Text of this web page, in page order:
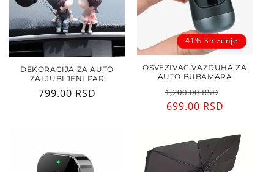
DEKORACIJA ZA AUTO
ZALJUBLJENI PAR
Regularna
799.00 RSD
41% Snizenje
OSVEZIVAC VAZDUHA ZA
AUTO BUBAMARA
Regularna
cena
1,200.00 RSD
699.00 RSD